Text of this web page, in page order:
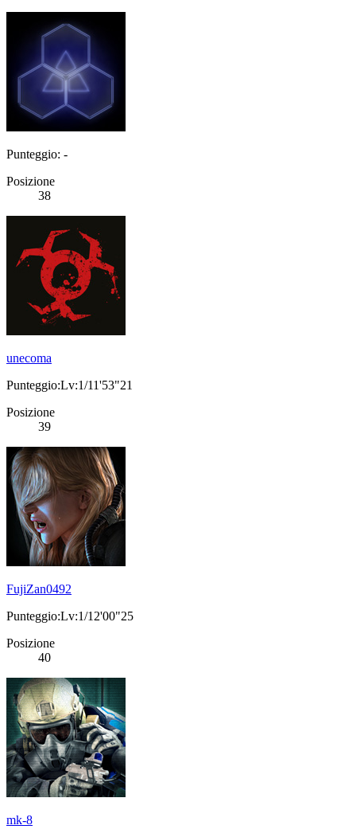
Punteggio: -
Posizione
38
unecoma
Punteggio:Lv:1/11'53"21
Posizione
39
FujiZan0492
Punteggio:Lv:1/12'00"25
Posizione
40
mk-8